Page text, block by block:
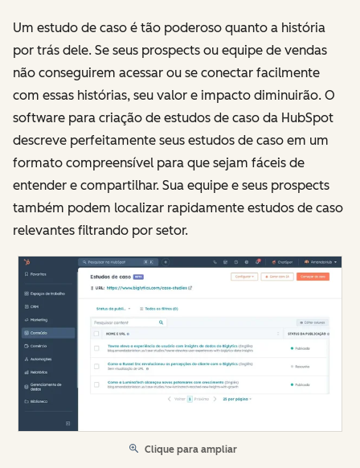
Um estudo de caso é tão poderoso quanto a história
por trás dele. Se seus prospects ou equipe de vendas
não conseguirem acessar ou se conectar facilmente
com essas histórias, seu valor e impacto diminuirão. O
software para criação de estudos de caso da HubSpot
descreve perfeitamente seus estudos de caso em um
formato compreensível para que sejam fáceis de
entender e compartilhar. Sua equipe e seus prospects
também podem localizar rapidamente estudos de caso
relevantes filtrando por setor.
Clique para ampliar